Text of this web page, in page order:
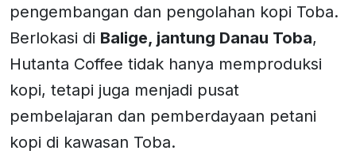
pengembangan dan pengolahan kopi Toba.
Berlokasi di Balige, jantung Danau Toba,
Hutanta Coffee tidak hanya memproduksi
kopi, tetapi juga menjadi pusat
pembelajaran dan pemberdayaan petani
kopi di kawasan Toba.